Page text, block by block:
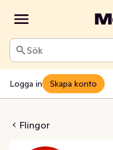
Sök
Logga in Skapa konto
Flingor